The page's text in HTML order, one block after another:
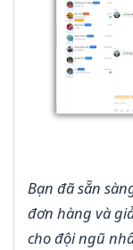
Bạn đã sẵn
đơn hàng và
cho đội ngũ